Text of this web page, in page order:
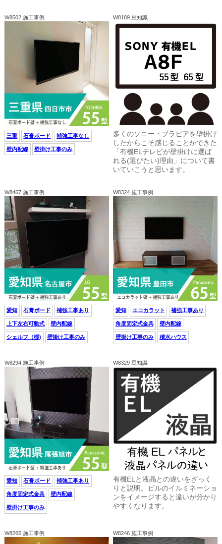
W8502 施工事例
三重 石膏ボード 補強工事なし
壁内配線 壁掛け工事のみ
W8189 豆知識
多くのソニー・ブラビアを壁掛け
したからこそ感じることができた
「有機ELテレビが壁掛けに選ば
れる(選びたい)理由」について書
いていこうと思います。
W8467 施工事例
愛知 石膏ボード 補強工事あり
上下左右可動式 壁内配線
シェルフ（棚) 壁掛け工事のみ
W8324 施工事例
愛知 エコカラット 補強工事あり
角度固定式金具 壁内配線
壁掛け工事のみ 積水ハウス
W8294 施工事例
愛知 石膏ボード 補強工事あり
角度固定式金具 壁内配線
壁掛け工事のみ
W8329 豆知識
有機ELと液晶との違いをざっく
りと説明。ビルのイルミネーショ
ンをイメージすると違いが分かり
やすくなります。
W8265 施工事例 W8246 施工事例